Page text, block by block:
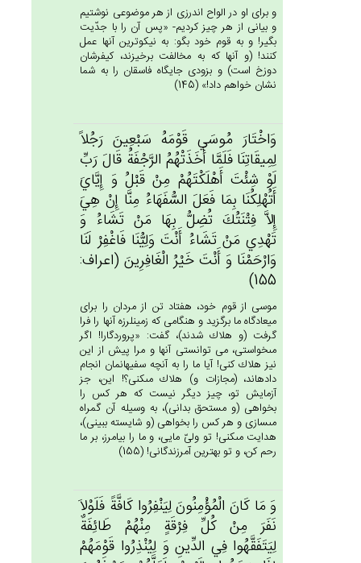
و براى او در الواح اندرزى از هر موضوعى نوشتيم
و بيانى از هر چيز كرديم- «پس آن را با جدّيت
بگير! و به قوم خود بگو: به نيكوترين آنها عمل
كنند! (و آنها كه به مخالفت برخيزند، كيفرشان
دوزخ است) و بزودى جايگاه فاسقان را به شما
نشان خواهم داد!» (145)
وَاخْتَارَ مُوسَي‌ قَوْمَه‌ُ سَبْعِين‌َ رَجُلاً
لِمِيقَاتِنَا فَلَمَّا أَخَذَتْهُم‌ُ الرَّجْفَة‌ُ قَال‌َ رَب‌ِّ
لَوْ شِئْت‌َ أَهْلَكْتَهُمْ‌ مِنْ‌ قَبْل‌ُ وَ إِيَّاي‌َ
أَتُهْلِكُنَا بِمَا فَعَل‌َ السُّفَهَاءُ مِنَّا إِن‌ْ هِي‌َ
إِلاَّ فِتْنَتُك‌َ تُضِل‌ُّ بِهَا مَنْ‌ تَشَاءُ وَ
تَهْدِي‌ مَنْ‌ تَشَاءُ أَنْت‌َ وَلِيُّنَا فَاغْفِرْ لَنَا
وَارْحَمْنَا وَ أَنْت‌َ خَيْرُ الْغَافِرِين‌َ (اعراف:
155)
موسى از قوم خود، هفتاد تن از مردان را براى
ميعادگاه ما برگزيد و هنگامى كه زمين‏لرزه آنها را فرا
گرفت (و هلاك شدند)، گفت: «پروردگارا! اگر
مى‏خواستى، مى توانستى آنها و مرا پيش از اين
نيز هلاك كنى! آيا ما را به آنچه سفيهانمان انجام
داده‏اند، (مجازات و) هلاك مى‏كنى؟! اين، جز
آزمايش تو، چيز ديگر نيست كه هر كس را
بخواهى (و مستحق بدانى)، به وسيله آن گمراه
مى‏سازى و هر كس را بخواهى (و شايسته ببينى)،
هدايت مى‏كنى! تو ولىّ مايى، و ما را بيامرز، بر ما
رحم كن، و تو بهترين آمرزندگانى! (155)
وَ مَا كَان‌َ الْمُؤْمِنُون‌َ لِيَنْفِرُوا كَافَّة‌ً فَلَوْلاَ
نَفَرَ مِنْ‌ كُل‌ِّ فِرْقَة‌ٍ مِنْهُم‌ْ طَائِفَة‌ٌ
لِيَتَفَقَّهُوا فِي‌ الدِّين‌ِ وَ لِيُنْذِرُوا قَوْمَهُم‌ْ